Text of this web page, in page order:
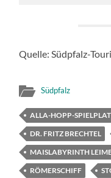
Quelle: Südpfalz-
Südpfalz
ALLA-HOPP-
DR. FRITZ BRECHTEL
MAISLABYRINTH
RÖMERSCHIFF